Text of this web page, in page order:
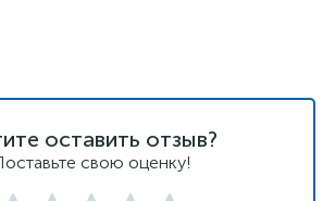
оставить отзыв?
свою оценку!